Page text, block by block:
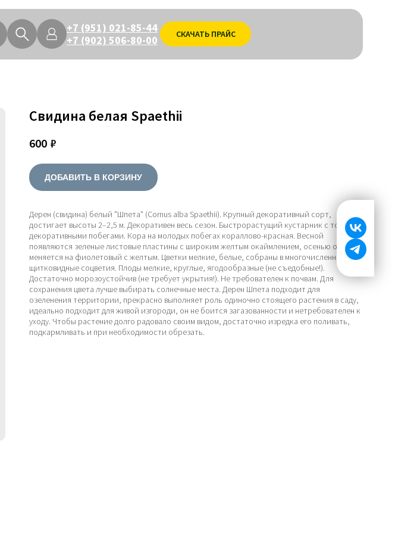
+7 (951) 021-85-44
+7 (902) 506-80-00
СКАЧАТЬ ПРАЙС
Свидина белая Spaethii
600 ₽
ДОБАВИТЬ В КОРЗИНУ
Дерен (свидина) белый "Шпета" (Cornus alba Spaethii). Крупный декоративный сорт,
достигает высоты 2–2,5 м. Декоративен весь сезон. Быстрорастущий кустарник с тонкими
декоративными побегами. Кора на молодых побегах кораллово-красная. Весной
появляются зеленые листовые пластины с широким желтым окаймлением, осенью окрас
меняется на фиолетовый с желтым. Цветки мелкие, белые, собраны в многочисленные
щитковидные соцветия. Плоды мелкие, круглые, ягодообразные (не съедобные!).
Достаточно морозоустойчив (не требует укрытия!). Не требователен к почвам. Для
сохранения цвета лучше выбирать солнечные места. Дерен Шпета подходит для
озеленения территории, прекрасно выполняет роль одиночно стоящего растения в саду,
идеально подходит для живой изгороди, он не боится загазованности и нетребователен к
уходу. Чтобы растение долго радовало своим видом, достаточно изредка его поливать,
подкармливать и при необходимости обрезать.